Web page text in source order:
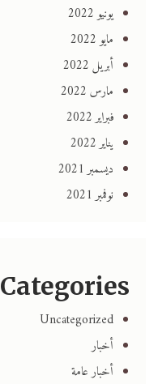
يونيو 2022
مايو 2022
أبريل 2022
مارس 2022
فبراير 2022
يناير 2022
ديسمبر 2021
نوفمبر 2021
Categories
Uncategorized
أخبار
أخبار عامة